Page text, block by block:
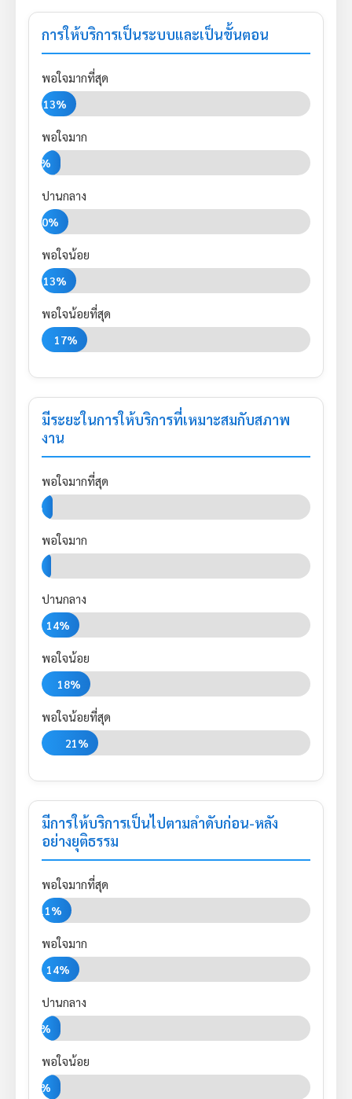
การให้บริการเป็นระบบและเป็นขั้นตอน
พอใจมากที่สุด
13%
พอใจมาก
7%
ปานกลาง
10%
พอใจน้อย
13%
พอใจน้อยที่สุด
17%
มีระยะในการให้บริการที่เหมาะสมกับสภาพ
งาน
พอใจมากที่สุด
4%
พอใจมาก
ปานกลาง
14%
พอใจน้อย
18%
พอใจน้อยที่สุด
21%
มีการให้บริการเป็นไปตามลำดับก่อน-หลัง
อย่างยุติธรรม
พอใจมากที่สุด
11%
พอใจมาก
14%
ปานกลาง
7%
พอใจน้อย
7%